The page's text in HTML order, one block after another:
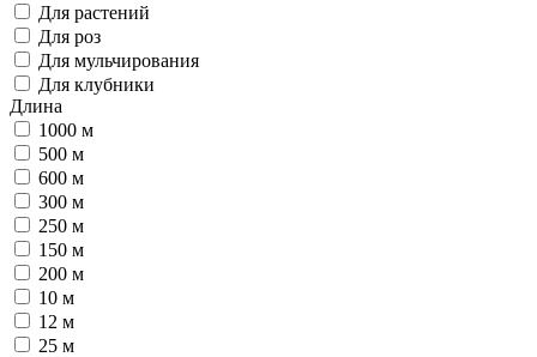
Для растений
Для роз
Для мульчирования
Для клубники
Длина
1000 м
500 м
600 м
300 м
250 м
150 м
200 м
10 м
12 м
25 м